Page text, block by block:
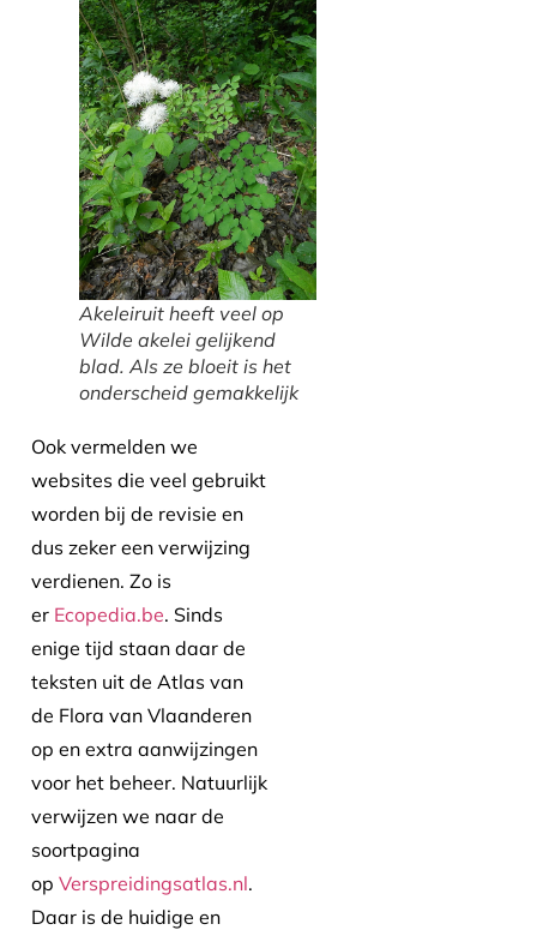
Akeleiruit heeft veel op
Wilde akelei gelijkend
blad. Als ze bloeit is het
onderscheid gemakkelijk
Ook vermelden we
websites die veel gebruikt
worden bij de revisie en
dus zeker een verwijzing
verdienen. Zo is
er Ecopedia.be. Sinds
enige tijd staan daar de
teksten uit de Atlas van
de Flora van Vlaanderen
op en extra aanwijzingen
voor het beheer. Natuurlijk
verwijzen we naar de
soortpagina
op Verspreidingsatlas.nl.
Daar is de huidige en